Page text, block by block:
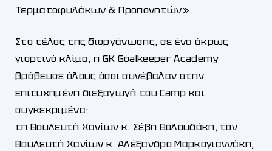
Τερματοφυλάκων & Προπονητών».
Στο τέλος της διοργάνωσης, σε ένα άκρως
γιορτινό κλίμα, η GK Goalkeeper Academy
βράβευσε όλους όσοι συνέβαλαν στην
επιτυχημένη διεξαγωγή του Camp και
συγκεκριμένα:
τη Βουλευτή Χανίων κ. Σέβη Βολουδάκη, τον
Βουλευτή Χανίων κ. Αλέξανδρο Μαρκογιαννάκη,